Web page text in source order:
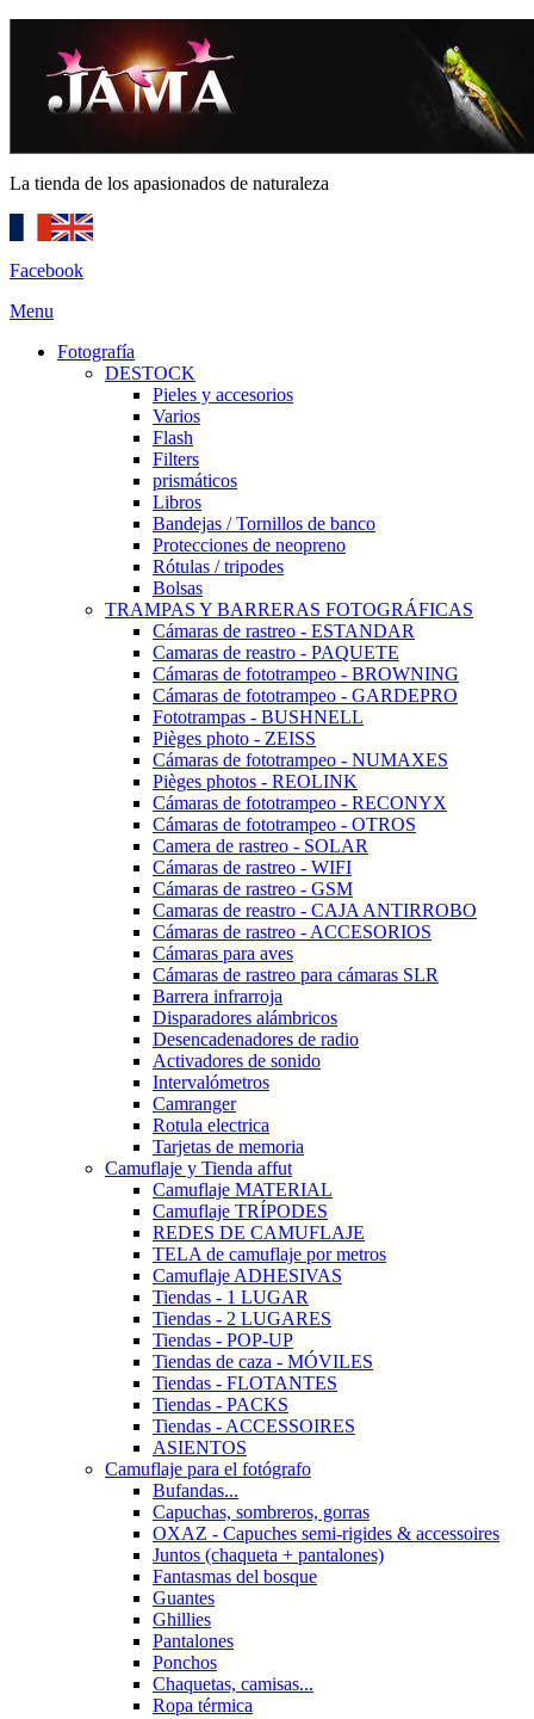
La tienda de los apasionados de naturaleza
Facebook
Menu
Fotografía
DESTOCK
Pieles y accesorios
Varios
Flash
Filters
prismáticos
Libros
Bandejas / Tornillos de banco
Protecciones de neopreno
Rótulas / tripodes
Bolsas
TRAMPAS Y BARRERAS FOTOGRÁFICAS
Cámaras de rastreo - ESTANDAR
Camaras de reastro - PAQUETE
Cámaras de fototrampeo - BROWNING
Cámaras de fototrampeo - GARDEPRO
Fototrampas - BUSHNELL
Pièges photo - ZEISS
Cámaras de fototrampeo - NUMAXES
Pièges photos - REOLINK
Cámaras de fototrampeo - RECONYX
Cámaras de fototrampeo - OTROS
Camera de rastreo - SOLAR
Cámaras de rastreo - WIFI
Cámaras de rastreo - GSM
Camaras de reastro - CAJA ANTIRROBO
Cámaras de rastreo - ACCESORIOS
Cámaras para aves
Cámaras de rastreo para cámaras SLR
Barrera infrarroja
Disparadores alámbricos
Desencadenadores de radio
Activadores de sonido
Intervalómetros
Camranger
Rotula electrica
Tarjetas de memoria
Camuflaje y Tienda affut
Camuflaje MATERIAL
Camuflaje TRÍPODES
REDES DE CAMUFLAJE
TELA de camuflaje por metros
Camuflaje ADHESIVAS
Tiendas - 1 LUGAR
Tiendas - 2 LUGARES
Tiendas - POP-UP
Tiendas de caza - MÓVILES
Tiendas - FLOTANTES
Tiendas - PACKS
Tiendas - ACCESSOIRES
ASIENTOS
Camuflaje para el fotógrafo
Bufandas...
Capuchas, sombreros, gorras
OXAZ - Capuches semi-rigides & accessoires
Juntos (chaqueta + pantalones)
Fantasmas del bosque
Guantes
Ghillies
Pantalones
Ponchos
Chaquetas, camisas...
Ropa térmica